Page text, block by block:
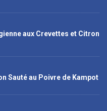
aux Crevettes et Citron
Sauté au Poivre de Kampot